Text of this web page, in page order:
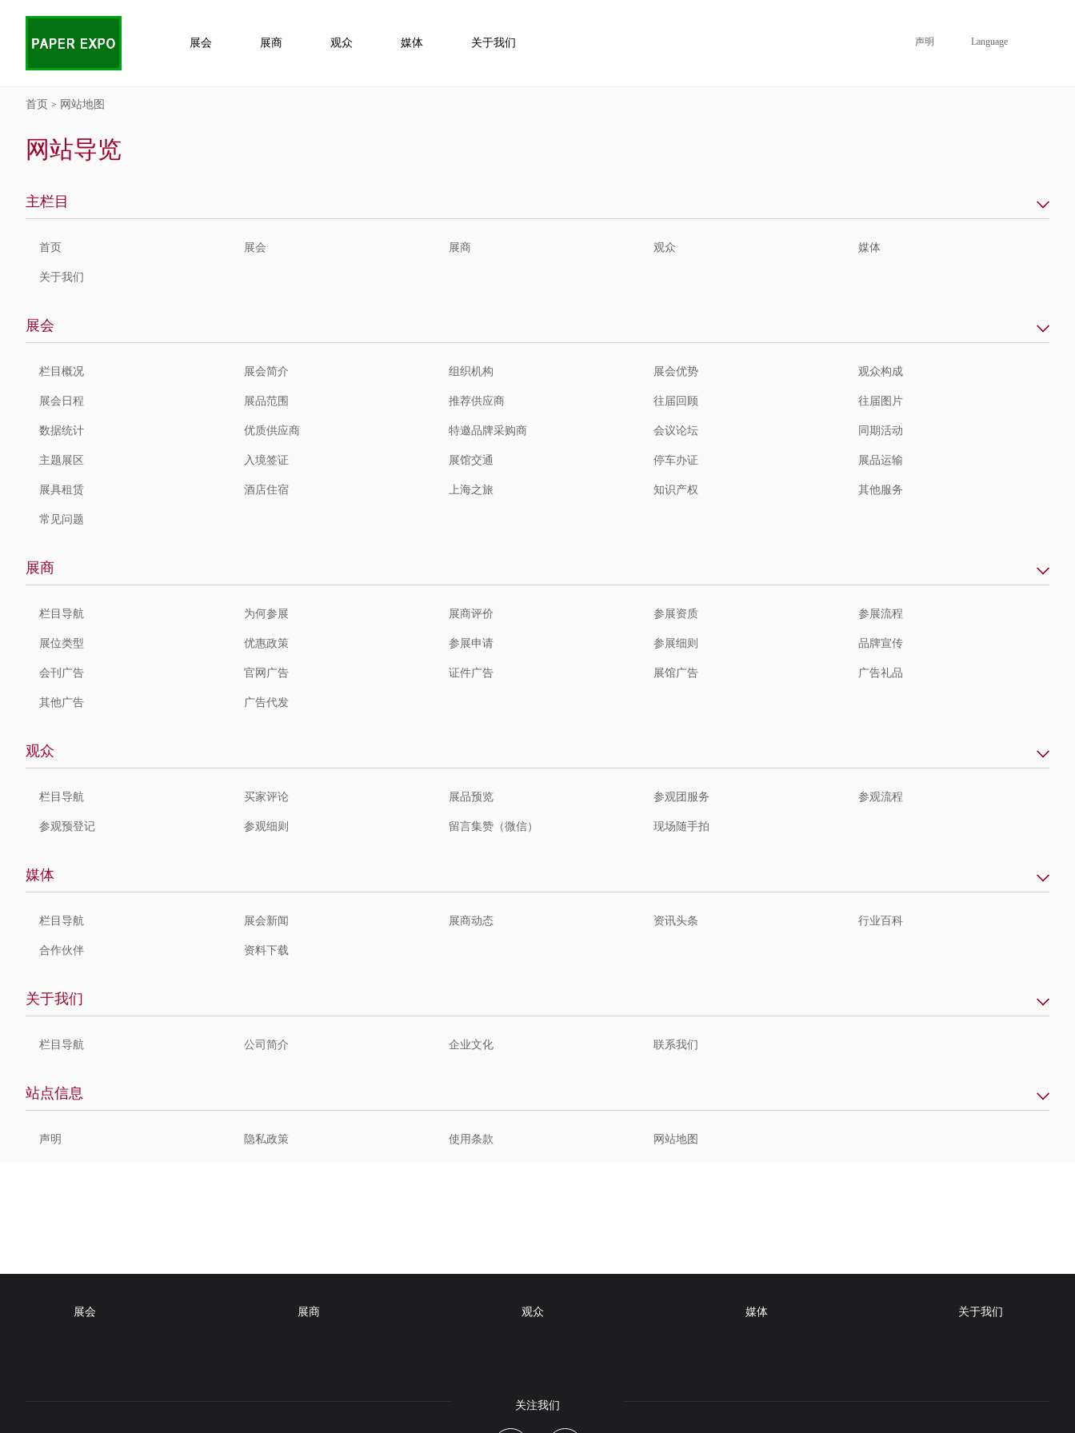
展会 展商 观众 媒体 关于我们 声明 Language
首页 > 网站地图
网站导览
主栏目
首页 展会 展商 观众 媒体
关于我们
展会
栏目概况 展会简介 组织机构 展会优势 观众构成
展会日程 展品范围 推荐供应商 往届回顾 往届图片
数据统计 优质供应商 特邀品牌采购商 会议论坛 同期活动
主题展区 入境签证 展馆交通 停车办证 展品运输
展具租赁 酒店住宿 上海之旅 知识产权 其他服务
常见问题
展商
栏目导航 为何参展 展商评价 参展资质 参展流程
展位类型 优惠政策 参展申请 参展细则 品牌宣传
会刊广告 官网广告 证件广告 展馆广告 广告礼品
其他广告 广告代发
观众
栏目导航 买家评论 展品预览 参观团服务 参观流程
参观预登记 参观细则 留言集赞（微信） 现场随手拍
媒体
栏目导航 展会新闻 展商动态 资讯头条 行业百科
合作伙伴 资料下载
关于我们
栏目导航 公司简介 企业文化 联系我们
站点信息
声明 隐私政策 使用条款 网站地图
展会 展商 观众 媒体 关于我们
关注我们